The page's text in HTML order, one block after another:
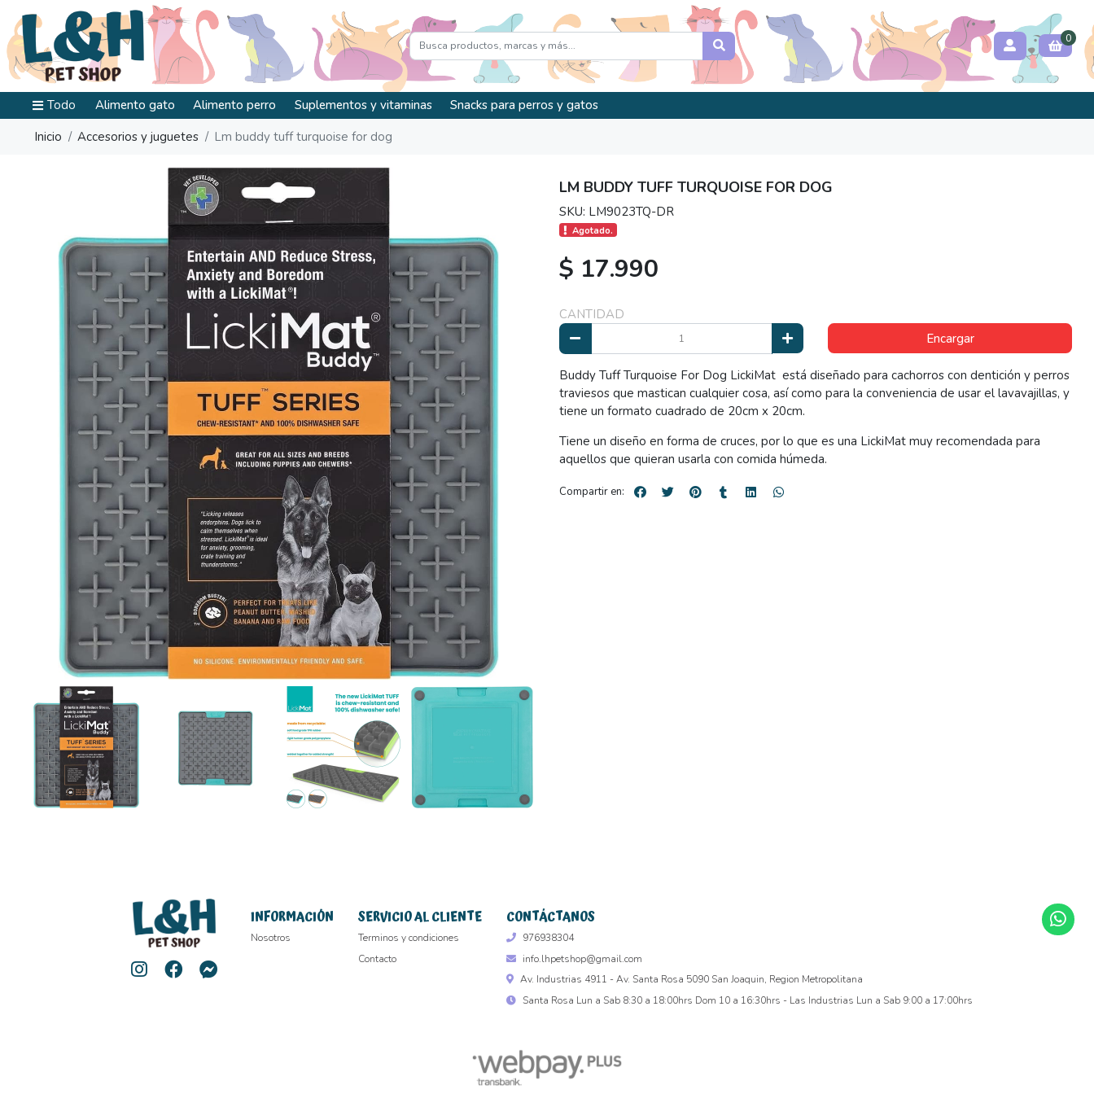
0
Todo Alimento gato Alimento perro Suplementos y vitaminas
Snacks para perros y gatos
Inicio
Accesorios y juguetes Lm buddy tuff turquoise for dog
LM BUDDY TUFF TURQUOISE FOR DOG
SKU: LM9023TQ-DR
Agotado.
$ 17.990
CANTIDAD
Encargar
Buddy Tuff Turquoise For Dog LickiMat está diseñado para cachorros con dentición y perros
traviesos que mastican cualquier cosa, así como para la conveniencia de usar el lavavajillas, y
tiene un formato cuadrado de 20cm x 20cm.
Tiene un diseño en forma de cruces, por lo que es una LickiMat muy recomendada para
aquellos que quieran usarla con comida húmeda.
Compartir en:
INFORMACIÓN
Nosotros
SERVICIO AL CLIENTE
Terminos y condiciones
Contacto
CONTÁCTANOS
976938304
info.lhpetshop@gmail.com
Av. Industrias 4911 - Av. Santa Rosa 5090 San Joaquin, Region Metropolitana
Santa Rosa Lun a Sab 8:30 a 18:00hrs Dom 10 a 16:30hrs - Las Industrias Lun a Sab 9:00 a 17:00hrs